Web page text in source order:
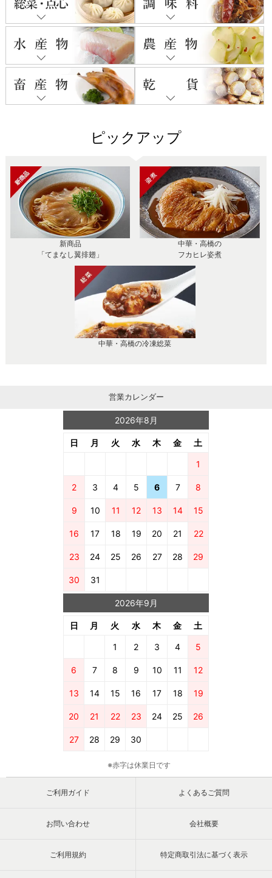
ピックアップ
新商品
「てまなし翼排翅」
中華・高橋の
フカヒレ姿煮
中華・高橋の冷凍総菜
営業カレンダー
2026年8月
日 月 火 水 木 金 土
1
2 3 4 5 6 7 8
9 10 11 12 13 14 15
16 17 18 19 20 21 22
23 24 25 26 27 28 29
30 31
2026年9月
日 月 火 水 木 金 土
1 2 3 4 5
6 7 8 9 10 11 12
13 14 15 16 17 18 19
20 21 22 23 24 25 26
27 28 29 30
※赤字は休業日です
ご利用ガイド よくあるご質問
お問い合わせ 会社概要
ご利用規約 特定商取引法に基づく表示